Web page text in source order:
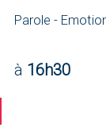
Parole -
à 16h30